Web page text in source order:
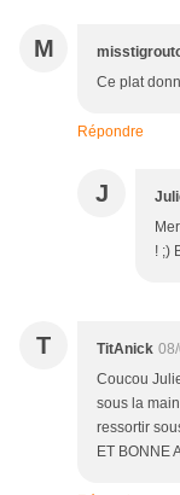
M
Ce plat
Répondre
J
! ;)
T TitAnick
Coucou
sous la
ressortir
ET BONNE